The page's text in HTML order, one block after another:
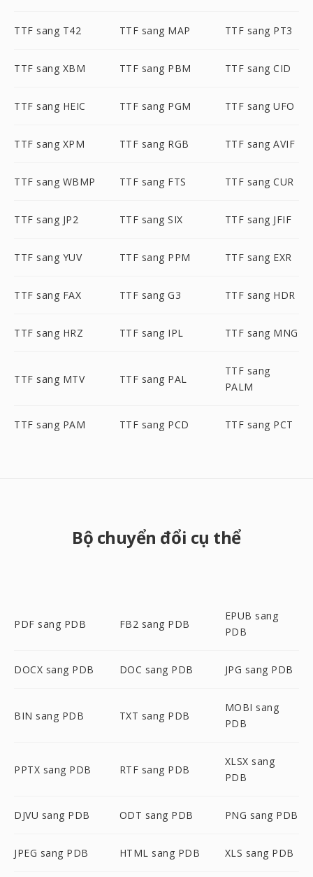
TTF sang T42 TTF sang MAP TTF sang PT3
TTF sang XBM TTF sang PBM TTF sang CID
TTF sang HEIC TTF sang PGM TTF sang UFO
TTF sang XPM TTF sang RGB TTF sang AVIF
TTF sang WBMP TTF sang FTS TTF sang CUR
TTF sang JP2 TTF sang SIX TTF sang JFIF
TTF sang YUV TTF sang PPM TTF sang EXR
TTF sang FAX TTF sang G3 TTF sang HDR
TTF sang HRZ TTF sang IPL TTF sang MNG
TTF sang MTV TTF sang PAL
TTF sang
PALM
TTF sang PAM TTF sang PCD TTF sang PCT
Bộ chuyển đổi cụ thể
PDF sang PDB FB2 sang PDB
EPUB sang
PDB
DOCX sang PDB DOC sang PDB JPG sang PDB
BIN sang PDB TXT sang PDB
MOBI sang
PDB
PPTX sang PDB RTF sang PDB
XLSX sang
PDB
DJVU sang PDB ODT sang PDB PNG sang PDB
JPEG sang PDB HTML sang PDB XLS sang PDB